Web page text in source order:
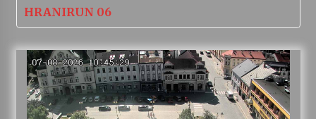
HRANIRUN 06